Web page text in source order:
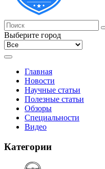
Выберите город
Главная
Новости
Научные статьи
Полезные статьи
Обзоры
Специальности
Видео
Категории